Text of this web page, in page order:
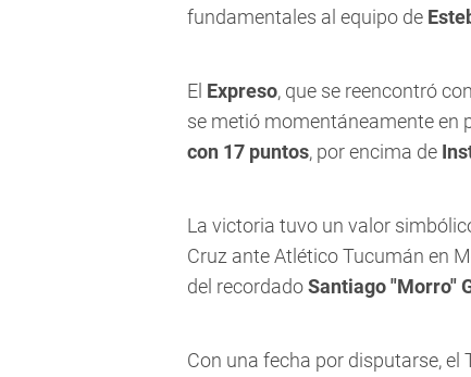
fundamentales al equipo de
El Expreso, que se reencontró
se metió momentáneamente en
con 17 puntos, por encima de
La victoria tuvo un valor
Cruz ante Atlético Tucumán en
del recordadoSantiago "Morro"
Con una fecha por disputarse, el